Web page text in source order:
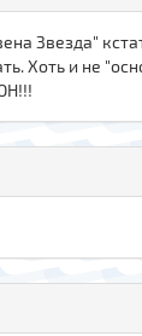
Звезда"
Хоть и не